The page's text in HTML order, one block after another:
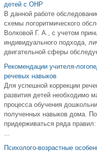
детей с ОНР
В данной работе
схемы логоритмического
Волковой Г. А., с учетом
индивидуального подхода,
двигательной сферы
Рекомендации учителя-
речевых навыков
Для успешной коррекции
развития детей необходимо
процесса обучения
полученных навыков дома.
придерживаться ряда
...
Психолого-возрастные